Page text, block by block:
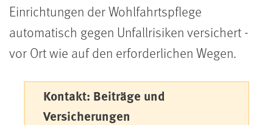
Einrichtungen der Wohlfahrtspflege
automatisch gegen Unfallrisiken versichert -
vor Ort wie auf den erforderlichen Wegen.
Kontakt: Beiträge und
Versicherungen